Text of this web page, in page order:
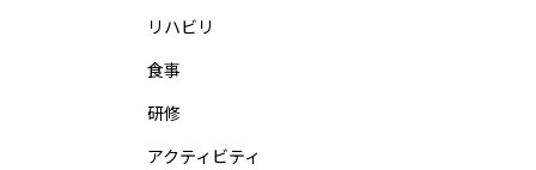
リハビリ
食事
研修
アクティビティ